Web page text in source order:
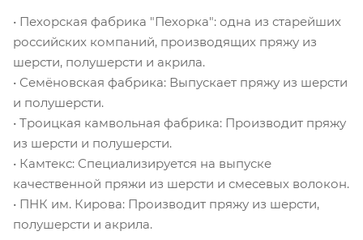
• Пехорская фабрика "Пехорка": одна из старейших
российских компаний, производящих пряжу из
шерсти, полушерсти и акрила.
• Семёновская фабрика: Выпускает пряжу из шерсти
и полушерсти.
• Троицкая камвольная фабрика: Производит пряжу
из шерсти и полушерсти.
• Камтекс: Специализируется на выпуске
качественной пряжи из шерсти и смесевых волокон.
• ПНК им. Кирова: Производит пряжу из шерсти,
полушерсти и акрила.